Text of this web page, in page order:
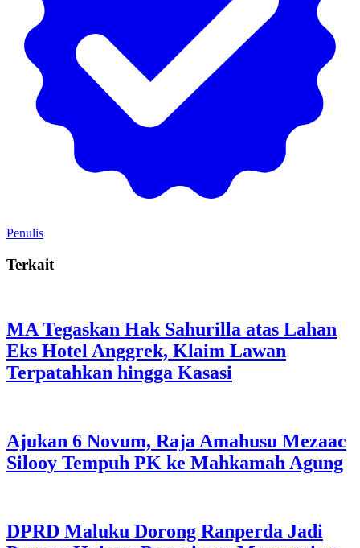
Penulis
Terkait
MA Tegaskan Hak Sahurilla atas Lahan
Eks Hotel Anggrek, Klaim Lawan
Terpatahkan hingga Kasasi
Ajukan 6 Novum, Raja Amahusu Mezaac
Silooy Tempuh PK ke Mahkamah Agung
DPRD Maluku Dorong Ranperda Jadi